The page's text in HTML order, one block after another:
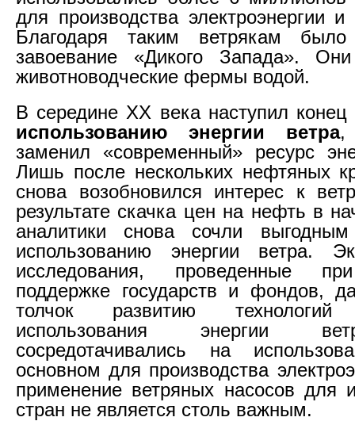
для производства электроэнергии
Благодаря таким ветрякам было
завоевание «Дикого Запада».
животноводческие фермы водой.
В середине ХХ века наступил конец
использованию энергии ветра,
заменил «современный» ресурс
Лишь после нескольких нефтяных
снова возобновился интерес к
результате скачка цен на нефть в
аналитики снова сочли
использованию энергии ветра.
исследования, проведенные
поддержке государств и фондов,
толчок развитию
использования энергии
сосредотачивались на
основном для производства
применение ветряных насосов для
стран не является столь важным.